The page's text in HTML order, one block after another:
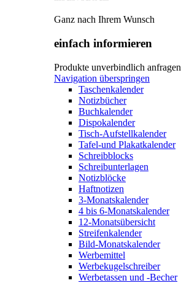
Ganz nach Ihrem Wunsch
einfach informieren
Produkte unverbindlich anfragen
Navigation überspringen
Taschenkalender
Notizbücher
Buchkalender
Dispokalender
Tisch-Aufstellkalender
Tafel-und Plakatkalender
Schreibblocks
Schreibunterlagen
Notizblöcke
Haftnotizen
3-Monatskalender
4 bis 6-Monatskalender
12-Monatsübersicht
Streifenkalender
Bild-Monatskalender
Werbemittel
Werbekugelschreiber
Werbetassen und -Becher